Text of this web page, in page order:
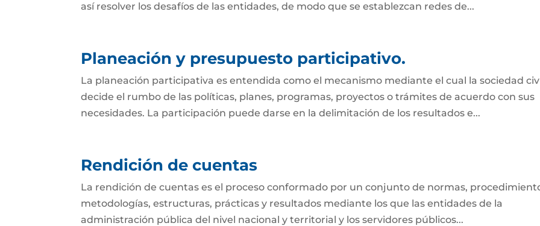
así resolver los desafíos de las entidades, de modo que se establezcan redes de...
Planeación y presupuesto participativo.
La planeación participativa es entendida como el mecanismo mediante el cual la sociedad
decide el rumbo de las políticas, planes, programas, proyectos o trámites de acuerdo con sus
necesidades. La participación puede darse en la delimitación de los resultados e...
Rendición de cuentas
La rendición de cuentas es el proceso conformado por un conjunto de normas,
metodologías, estructuras, prácticas y resultados mediante los que las entidades de la
administración pública del nivel nacional y territorial y los servidores públicos...